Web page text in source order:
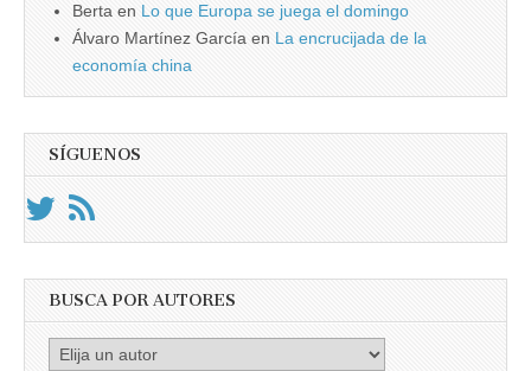
Berta en Lo que Europa se juega el domingo
Álvaro Martínez García en La encrucijada de la
economía china
SÍGUENOS
BUSCA POR AUTORES
Busca